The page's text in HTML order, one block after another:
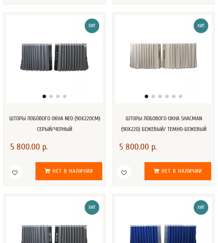
ХИТ
ШТОРЫ ЛОБОВОГО ОКНА NEO (90Х220СМ)
СЕРЫЙ/ЧЕРНЫЙ
5 800.00 р.
НЕТ В НАЛИЧИИ
ХИТ
ШТОРЫ ЛОБОВОГО ОКНА SHACMAN
(90Х220) БЕЖЕВЫЙ/ ТЕМНО-БЕЖЕВЫЙ
5 800.00 р.
НЕТ В НАЛИЧИИ
ХИТ ХИТ